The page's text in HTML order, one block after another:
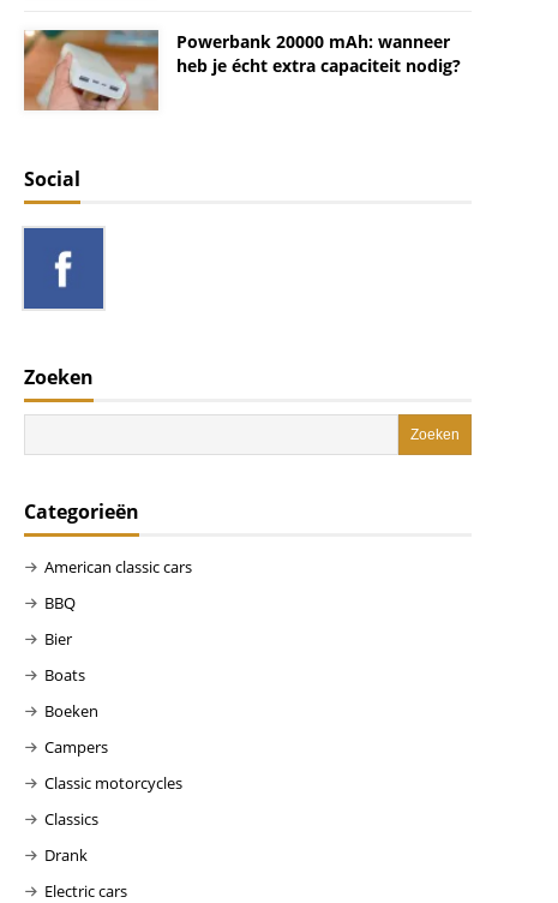
Powerbank 20000 mAh: wanneer
heb je écht extra capaciteit nodig?
Social
Zoeken
Categorieën
American classic cars
BBQ
Bier
Boats
Boeken
Campers
Classic motorcycles
Classics
Drank
Electric cars